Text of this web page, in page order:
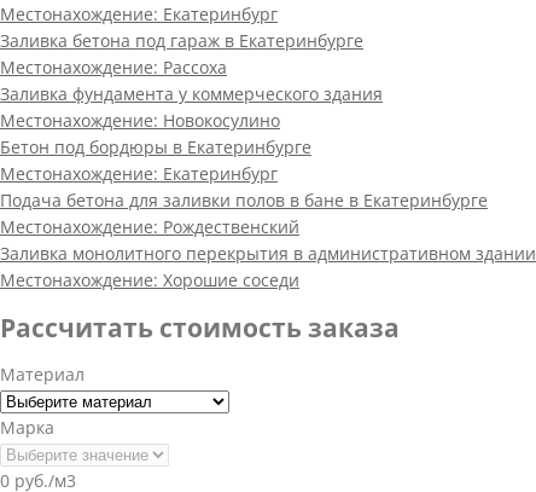
Местонахождение: Екатеринбург
Заливка бетона под гараж в Екатеринбурге
Местонахождение: Рассоха
Заливка фундамента у коммерческого здания
Местонахождение: Новокосулино
Бетон под бордюры в Екатеринбурге
Местонахождение: Екатеринбург
Подача бетона для заливки полов в бане в Екатеринбурге
Местонахождение: Рождественский
Заливка монолитного перекрытия в административном здании
Местонахождение: Хорошие соседи
Рассчитать стоимость заказа
Материал
Марка
0 руб./м3